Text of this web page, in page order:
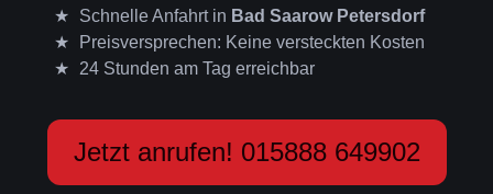
Schnelle Anfahrt in Bad Saarow Petersdorf
Preisversprechen: Keine versteckten Kosten
24 Stunden am Tag erreichbar
Jetzt anrufen! 015888 649902